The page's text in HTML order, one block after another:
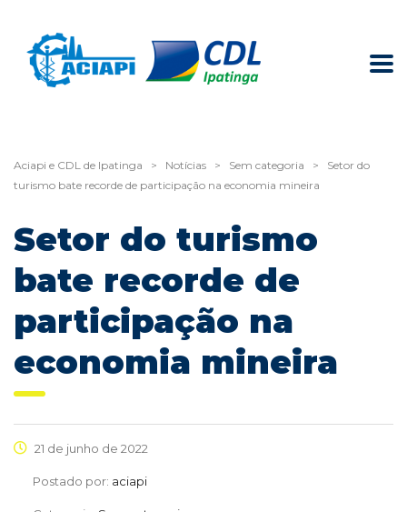
Aciapi e CDL de Ipatinga > Notícias > Sem categoria >
Setor do
turismo bate recorde de participação na economia mineira
Setor do turismo
bate recorde de
participação na
economia mineira
21 de junho de 2022
Postado por: aciapi